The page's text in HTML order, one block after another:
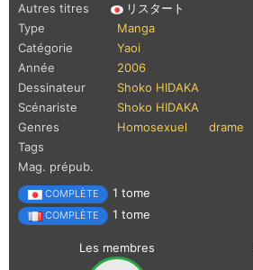
Autres titres
リスタート
Type
Manga
Catégorie
Yaoi
Année
2006
Dessinateur
Shoko HIDAKA
Scénariste
Shoko HIDAKA
Genres
Homosexuel
drame
Tags
Mag. prépub.
COMPLÈTE 1 tome
COMPLÈTE 1 tome
Les membres